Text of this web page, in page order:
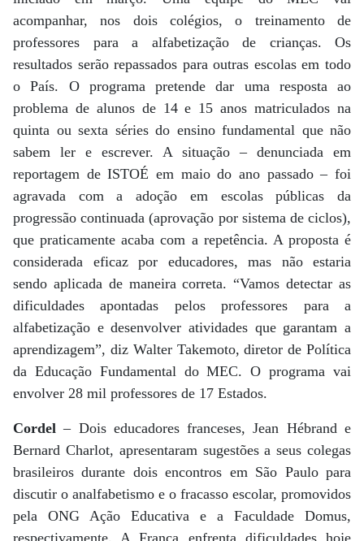
acompanhar, nos dois colégios, o treinamento de
professores para a alfabetização de crianças. Os
resultados serão repassados para outras escolas em todo
o País. O programa pretende dar uma resposta ao
problema de alunos de 14 e 15 anos matriculados na
quinta ou sexta séries do ensino fundamental que não
sabem ler e escrever. A situação – denunciada em
reportagem de ISTOÉ em maio do ano passado – foi
agravada com a adoção em escolas públicas da
progressão continuada (aprovação por sistema de ciclos),
que praticamente acaba com a repetência. A proposta é
considerada eficaz por educadores, mas não estaria
sendo aplicada de maneira correta. “Vamos detectar as
dificuldades apontadas pelos professores para a
alfabetização e desenvolver atividades que garantam a
aprendizagem”, diz Walter Takemoto, diretor de Política
da Educação Fundamental do MEC. O programa vai
envolver 28 mil professores de 17 Estados.
Cordel – Dois educadores franceses, Jean Hébrand e
Bernard Charlot, apresentaram sugestões a seus colegas
brasileiros durante dois encontros em São Paulo para
discutir o analfabetismo e o fracasso escolar, promovidos
pela ONG Ação Educativa e a Faculdade Domus,
respectivamente. A França enfrenta dificuldades hoje